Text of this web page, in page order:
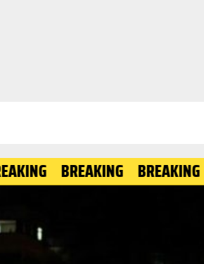
BREAKING BREAKING